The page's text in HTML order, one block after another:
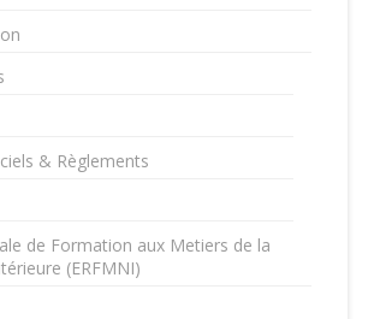
& Règlements
de Formation aux Metiers de la
(ERFMNI)